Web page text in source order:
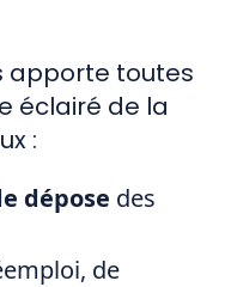
apporte toutes
éclairé de la
:
dépose des
de